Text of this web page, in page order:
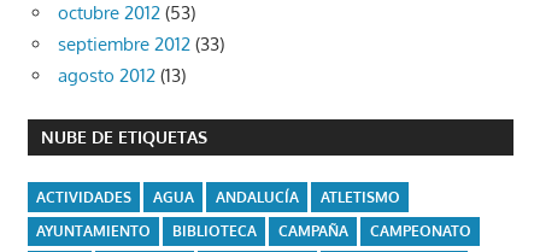
octubre 2012 (53)
septiembre 2012 (33)
agosto 2012 (13)
NUBE DE ETIQUETAS
ACTIVIDADES AGUA ANDALUCÍA
ATLETISMO
AYUNTAMIENTO
BIBLIOTECA CAMPAÑA
CAMPEONATO